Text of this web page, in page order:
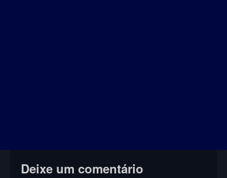
Deixe um comentário